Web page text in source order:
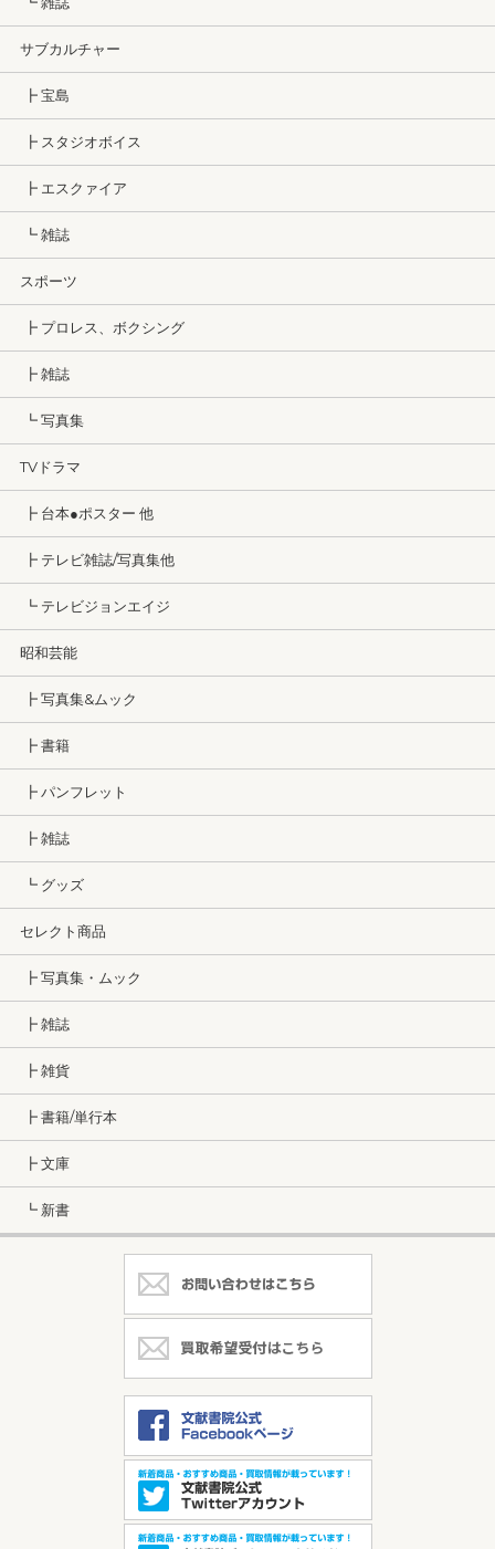
サブカルチャー
┣ 宝島
┣ スタジオボイス
┣ エスクァイア
┗ 雑誌
スポーツ
┣ プロレス、ボクシング
┣ 雑誌
┗ 写真集
TVドラマ
┣ 台本●ポスター 他
┣ テレビ雑誌/写真集他
┗ テレビジョンエイジ
昭和芸能
┣ 写真集&ムック
┣ 書籍
┣ パンフレット
┣ 雑誌
┗ グッズ
セレクト商品
┣ 写真集・ムック
┣ 雑誌
┣ 雑貨
┣ 書籍/単行本
┣ 文庫
┗ 新書